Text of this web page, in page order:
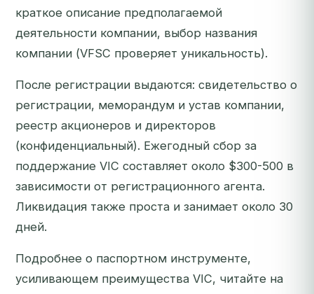
краткое описание предполагаемой
деятельности компании, выбор названия
компании (VFSC проверяет уникальность).
После регистрации выдаются: свидетельство о
регистрации, меморандум и устав компании,
реестр акционеров и директоров
(конфиденциальный). Ежегодный сбор за
поддержание VIC составляет около $300-500 в
зависимости от регистрационного агента.
Ликвидация также проста и занимает около 30
дней.
Подробнее о паспортном инструменте,
усиливающем преимущества VIC, читайте на